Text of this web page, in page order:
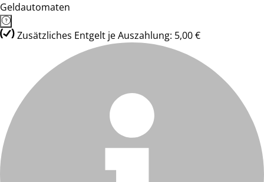
Geldautomaten
Zusätzliches Entgelt je Auszahlung: 5,00 €